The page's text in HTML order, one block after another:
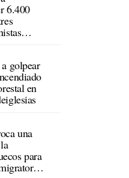
6.400
golpear
en
una
para